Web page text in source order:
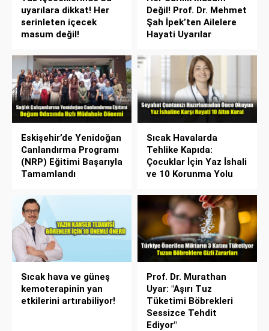
uyarılara dikkat! Her
serinleten içecek
masum değil!
Değil! Prof. Dr. Mehmet
Şah İpek’ten Ailelere
Hayati Uyarılar
Eskişehir’de Yenidoğan
Canlandırma Programı
(NRP) Eğitimi Başarıyla
Tamamlandı
Sıcak Havalarda
Tehlike Kapıda:
Çocuklar İçin Yaz İshali
ve 10 Korunma Yolu
Sıcak hava ve güneş
kemoterapinin yan
etkilerini artırabiliyor!
Prof. Dr. Murathan
Uyar: "Aşırı Tuz
Tüketimi Böbrekleri
Sessizce Tehdit
Ediyor"